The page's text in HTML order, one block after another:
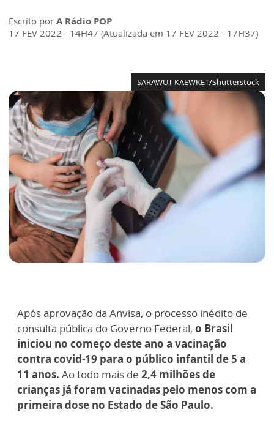
Escrito por A Rádio POP
17 FEV 2022 - 14H47 (Atualizada em 17 FEV 2022 - 17H37)
SARAWUT KAEWKET/Shutterstock
Após aprovação da Anvisa, o processo inédito de
consulta pública do Governo Federal, o Brasil
iniciou no começo deste ano a vacinação
contra covid-19 para o público infantil de 5 a
11 anos. Ao todo mais de 2,4 milhões de
crianças já foram vacinadas pelo menos com a
primeira dose no Estado de São Paulo.